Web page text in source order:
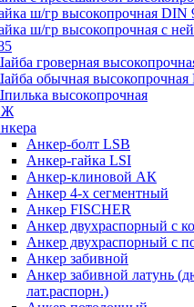
ш/гр высокопрочная DIN
ш/гр высокопрочная с
гроверная
обычная
высокопрочная
Анкер-болт LSB
Анкер-гайка LSI
Анкер-клиновой АК
Анкер 4-х сегментный
Анкер FISCHER
Анкер двухраспорный с
Анкер двухраспорный с
Анкер забивной
Анкер забивной латунь
лат.распорн.)